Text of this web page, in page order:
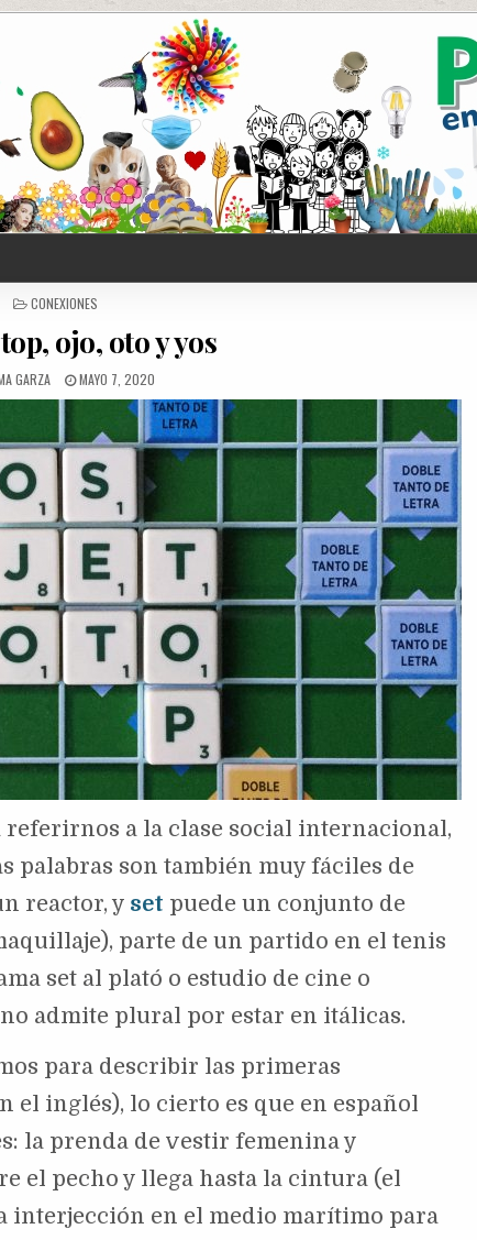
POSTED
CONEXIONES
ojo, oto y yos
GARZA MAYO 7, 2020
a la clase social internacional,
palabras son también muy fáciles de
reactor, y set puede un conjunto de
parte de un partido en el tenis
set al plató o estudio de cine o
admite plural por estar en itálicas.
para describir las primeras
el inglés), lo cierto es que en español
la prenda de vestir femenina y
el pecho y llega hasta la cintura (el
interjección en el medio marítimo para